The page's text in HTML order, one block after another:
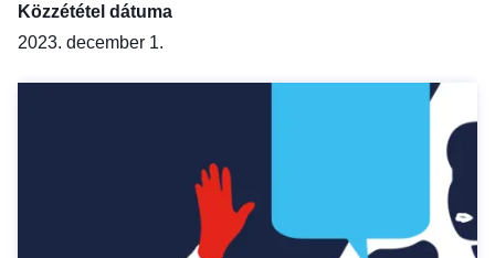
Közzététel dátuma
2023. december 1.